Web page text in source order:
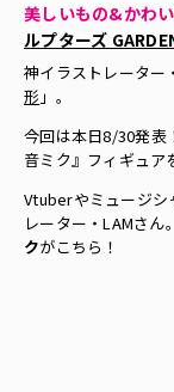
美しいもの&かわ
ルプターズ
神イラストレーター
形 」。
今回は本日8/30発表
音ミク』フィギュア
Vtuberやミュージシ
レーター・LAMさ
クがこちら！